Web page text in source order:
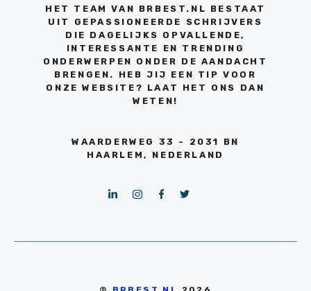
HET TEAM VAN BRBEST.NL BESTAAT
UIT GEPASSIONEERDE SCHRIJVERS
DIE DAGELIJKS OPVALLENDE,
INTERESSANTE EN TRENDING
ONDERWERPEN ONDER DE AANDACHT
BRENGEN. HEB JIJ EEN TIP VOOR
ONZE WEBSITE? LAAT HET ONS DAN
WETEN!
WAARDERWEG 33 - 2031 BN
HAARLEM, NEDERLAND